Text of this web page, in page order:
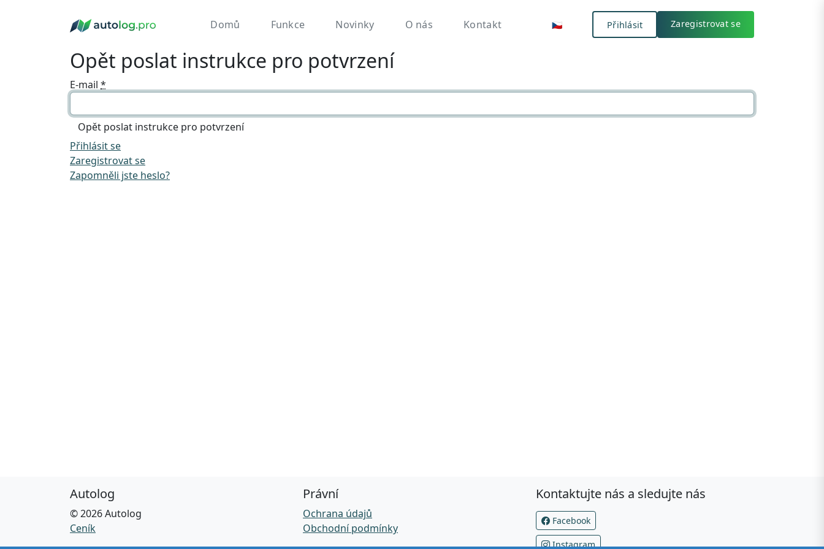
Domů Funkce Novinky O nás Kontakt 🇨🇿 Přihlásit Zaregistrovat se
🇨🇿
Přihlásit
Zaregistrovat se
Opět poslat instrukce pro potvrzení
E-mail *
Přihlásit se
Zaregistrovat se
Zapomněli jste heslo?
Autolog
© 2026 Autolog
Ceník
Právní
Ochrana údajů
Obchodní podmínky
Kontaktujte nás a sledujte nás
Facebook
Instagram